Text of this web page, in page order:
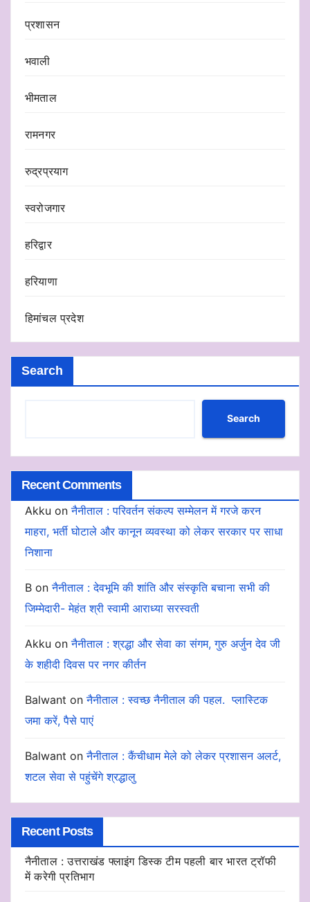
प्रशासन
भवाली
भीमताल
रामनगर
रुद्रप्रयाग
स्वरोजगार
हरिद्वार
हरियाणा
हिमांचल प्रदेश
Search
Search
Recent Comments
Akku onनैनीताल : परिवर्तन संकल्प सम्मेलन में गरजे करन
माहरा, भर्ती घोटाले और कानून व्यवस्था को लेकर सरकार पर साधा
निशाना
B onनैनीताल : देवभूमि की शांति और संस्कृति बचाना सभी की
जिम्मेदारी- मेहंत श्री स्वामी आराध्या सरस्वती
Akku onनैनीताल : श्रद्धा और सेवा का संगम, गुरु अर्जुन देव जी
के शहीदी दिवस पर नगर कीर्तन
Balwant onनैनीताल : स्वच्छ नैनीताल की पहल. प्लास्टिक
जमा करें, पैसे पाएं
Balwant onनैनीताल : कैंचीधाम मेले को लेकर प्रशासन अलर्ट,
शटल सेवा से पहुंचेंगे श्रद्धालु
Recent Posts
नैनीताल : उत्तराखंड फ्लाइंग डिस्क टीम पहली बार भारत ट्रॉफी
में करेगी प्रतिभाग